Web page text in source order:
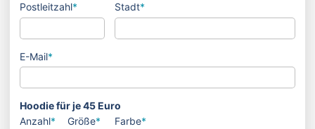
Postleitzahl* Stadt*
E-Mail*
Hoodie für je 45 Euro
Anzahl* Größe* Farbe*